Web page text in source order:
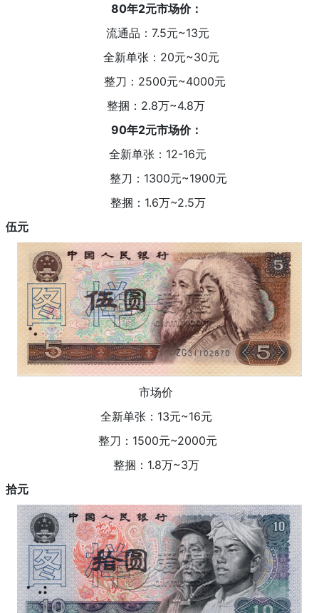
80年2元市场价：
流通品：7.5元~13元
全新单张：20元~30元
整刀：2500元~4000元
整捆：2.8万~4.8万
90年2元市场价：
全新单张：12-16元
整刀：1300元~1900元
整捆：1.6万~2.5万
伍元
市场价
全新单张：13元~16元
整刀：1500元~2000元
整捆：1.8万~3万
拾元